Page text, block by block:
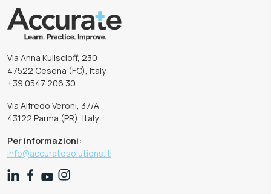
Via Anna Kuliscioff, 230
47522 Cesena (FC), Italy
+39 0547 206 30
Via Alfredo Veroni, 37/A
43122 Parma (PR), Italy
Per informazioni:
info@accuratesolutions.it